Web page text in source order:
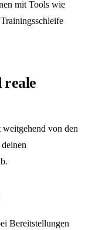
mit Tools wie
reale
von den
Bereitstellungen